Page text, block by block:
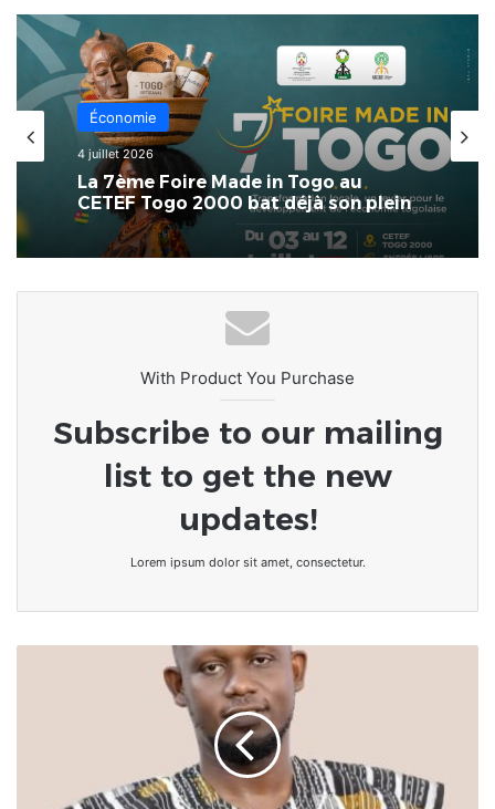
Économie
4 juillet 2026
La 7ème Foire Made in Togo au
CETEF Togo 2000 bat déjà son plein
With Product You Purchase
Subscribe to our mailing
list to get the new
updates!
Lorem ipsum dolor sit amet, consectetur.